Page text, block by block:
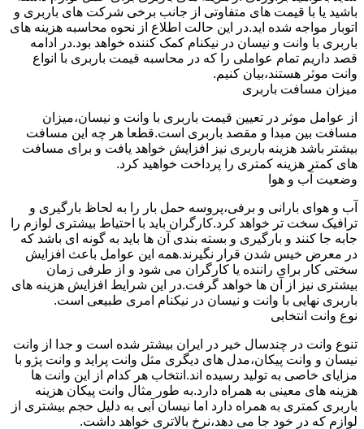
باشید یا با قیمت های متفاوتی از جانب برخی شرکت های باربری و
اتوبار مواجه شده اید.در این حالت اطلاع از نحوه محاسبه هزینه های
باربری با وانت و نیسان در نیکنام کمک کننده خواهد بود.در ادامه
قصد داریم تمام عواملی را که در محاسبه قیمت باربری با انواع
وانت موثر هستند،بیان کنیم.
میزان مسافت باربری
از عوامل موثر در تعیین قیمت باربری با وانت و نیسان،میزان
مسافت بین مبدا و مقصد باربری است.قطعا هر چه این مسافت
بیشتر باشد هزینه باربری نیز افزایش خواهد یافت و برای مسافت
های کمتر هزینه کمتری را پرداخت خواهید کرد.
وضعیت آب و هوا
آب و هوای بارانی و برفی،پروسه حمل بار را به لحاظ بارگیری و
ترافیک سخت تر خواهد کرد.کارگران باید با احتیاط بیشتری لوازم را
جابه جا کنند و بارگیری و بسته بندی آن ها باید به گونه ای باشد که
در معرض خیس شدن قرار نگیرند.همه این عوامل باعث افزایش
سختی کار برای راننده یا کارگران می شود و از طرفی زمان
بیشتری نیز از آن ها خواهد گرفت.در این شرایط افزایش هزینه های
باربری نهایی با وانت و نیسان در نیکنام امری طبیعی است.
نوع وانت انتخابی
تنوع وانت در چندسال خیر در ایران بیشتر شده است و جدا از وانت
نیسان و وانت پیکان،مدل های دیگری مثل وانت پراید و وانت پژو با
مزایای خاصی به تولید رسیده اند.انتخاب هر کدام از این وانت ها
هزینه های معینی به همراه دارد.به طور مثال وانت پیکان هزینه
باربری کمتری به همراه دارد اما نیسان آبی به دلیل حجم بیشتری از
لوازم که در خود جا می دهد،نرخ بالاتری خواهد داشت.